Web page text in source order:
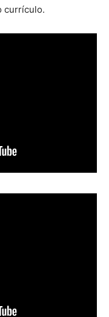
currículo.